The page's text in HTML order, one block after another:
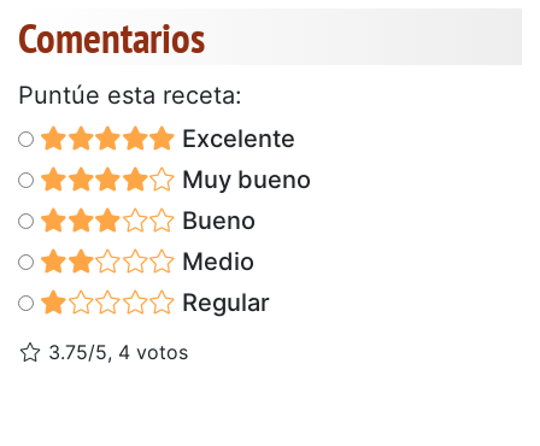
Comentarios
Puntúe esta receta:
Excelente
Muy bueno
Bueno
Medio
Regular
3.75/5, 4 votos